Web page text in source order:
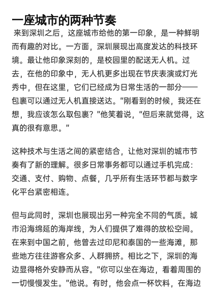
一座城市的两种节奏
来到深圳之后，这座城市给他的第一印象，是一种鲜明
而有趣的对比。一方面，深圳展现出高度发达的科技环
境。最让他印象深刻的，是校园里的配送无人机。过
去，在他的印象中，无人机更多出现在节庆表演或灯光
秀中，但在这里，它们已经成为日常生活的一部分——
包裹可以通过无人机直接送达。“刚看到的时候，我还在
想，我应该怎么取包裹？”他笑着说，“但后来就觉得，这
真的很有意思。”
这种技术与生活之间的紧密结合，让他对深圳的城市节
奏有了新的理解。很多日常事务都可以通过手机完成：
交通、支付、购物、点餐，几乎所有生活环节都与数字
化平台紧密相连。
但与此同时，深圳也展现出另一种完全不同的气质。城
市沿海绵延的海岸线，为人们提供了难得的放松空间。
在来到中国之前，他曾去过印尼和泰国的一些海滩，那
些地方往往游客众多、人群拥挤。相比之下，深圳的海
边显得格外安静而从容。“你可以坐在海边，看着周围的
一切慢慢发生。”他说。有时，他会点一杯饮料，在海边